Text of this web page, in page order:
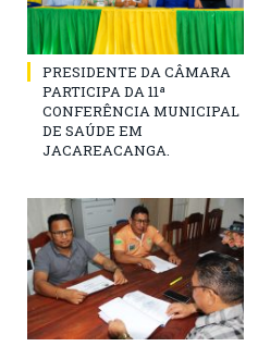
PRESIDENTE DA CÂMARA
PARTICIPA DA 11ª
CONFERÊNCIA MUNICIPAL
DE SAÚDE EM
JACAREACANGA.